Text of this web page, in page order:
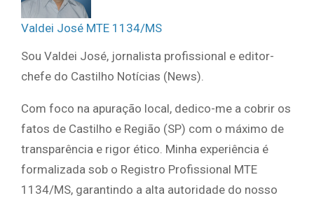
Valdei José MTE 1134/MS
Sou Valdei José, jornalista profissional e editor-
chefe do Castilho Notícias (News).
Com foco na apuração local, dedico-me a cobrir os
fatos de Castilho e Região (SP) com o máximo de
transparência e rigor ético. Minha experiência é
formalizada sob o Registro Profissional MTE
1134/MS, garantindo a alta autoridade do nosso